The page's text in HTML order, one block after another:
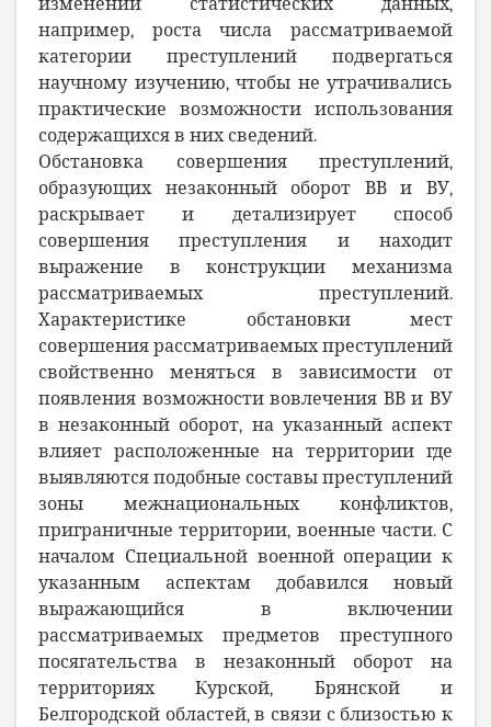
изменений статистических данных,
например, роста числа рассматриваемой
категории преступлений подвергаться
научному изучению, чтобы не утрачивались
практические возможности использования
содержащихся в них сведений.
Обстановка совершения преступлений,
образующих незаконный оборот ВВ и ВУ,
раскрывает и детализирует способ
совершения преступления и находит
выражение в конструкции механизма
рассматриваемых преступлений.
Характеристике обстановки мест
совершения рассматриваемых преступлений
свойственно меняться в зависимости от
появления возможности вовлечения ВВ и ВУ
в незаконный оборот, на указанный аспект
влияет расположенные на территории где
выявляются подобные составы преступлений
зоны межнациональных конфликтов,
приграничные территории, военные части. С
началом Специальной военной операции к
указанным аспектам добавился новый
выражающийся в включении
рассматриваемых предметов преступного
посягательства в незаконный оборот на
территориях Курской, Брянской и
Белгородской областей, в связи с близостью к